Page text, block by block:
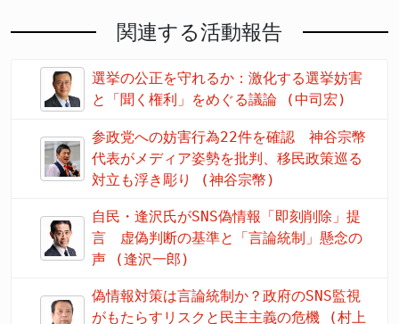
関連する活動報告
選挙の公正を守れるか：激化する選挙妨害
と「聞く権利」をめぐる議論 (中司宏)
参政党への妨害行為22件を確認 神谷宗幣
代表がメディア姿勢を批判、移民政策巡る
対立も浮き彫り (神谷宗幣)
自民・逢沢氏がSNS偽情報「即刻削除」提
言 虚偽判断の基準と「言論統制」懸念の
声 (逢沢一郎)
偽情報対策は言論統制か？政府のSNS監視
がもたらすリスクと民主主義の危機 (村上